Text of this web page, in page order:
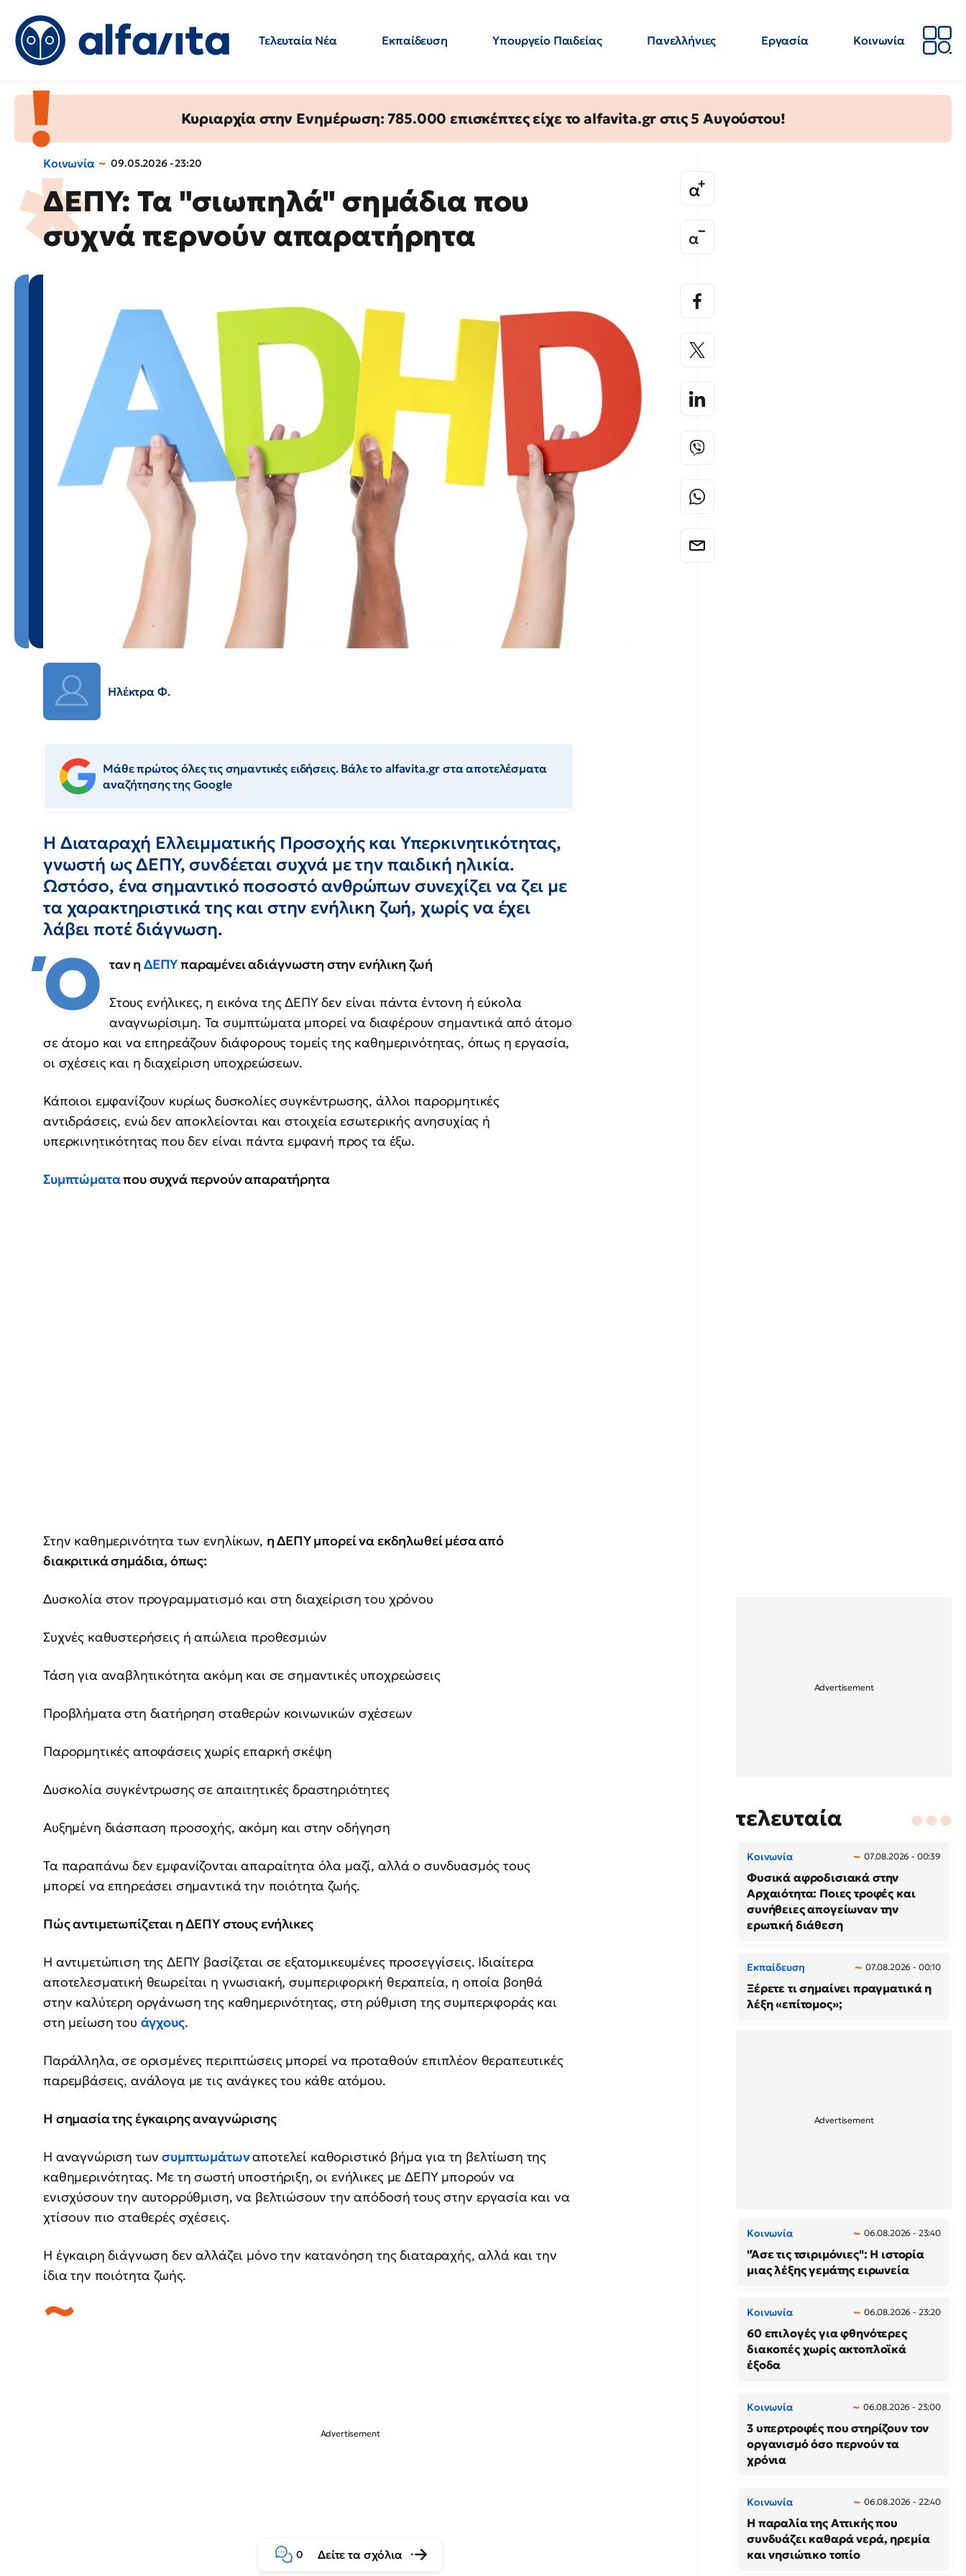
Τελευταία Νέα Εκπαίδευση Υπουργείο Παιδείας Πανελλήνιες Εργασία
Κοινωνία
Κυριαρχία στην Ενημέρωση: 785.000 επισκέπτες είχε το alfavita.gr στις 5 Αυγούστου!
Κοινωνία 09.05.2026 - 23:20
ΔΕΠΥ: Τα "σιωπηλά" σημάδια που
συχνά περνούν απαρατήρητα
Ηλέκτρα Φ.
Μάθε πρώτος όλες τις σημαντικές ειδήσεις. Βάλε το alfavita.gr στα αποτελέσματα
αναζήτησης της Google
Η Διαταραχή Ελλειμματικής Προσοχής και Υπερκινητικότητας,
γνωστή ως ΔΕΠΥ, συνδέεται συχνά με την παιδική ηλικία.
Ωστόσο, ένα σημαντικό ποσοστό ανθρώπων συνεχίζει να ζει με
τα χαρακτηριστικά της και στην ενήλικη ζωή, χωρίς να έχει
λάβει ποτέ διάγνωση.
Ό ταν η ΔΕΠΥπαραμένει αδιάγνωστη στην ενήλικη ζωή
Στους ενήλικες, η εικόνα της ΔΕΠΥ δεν είναι πάντα έντονη ή εύκολα
αναγνωρίσιμη. Τα συμπτώματα μπορεί να διαφέρουν σημαντικά από άτομο
σε άτομο και να επηρεάζουν διάφορους τομείς της καθημερινότητας, όπως η εργασία,
οι σχέσεις και η διαχείριση υποχρεώσεων.
Κάποιοι εμφανίζουν κυρίως δυσκολίες συγκέντρωσης, άλλοι παρορμητικές
αντιδράσεις, ενώ δεν αποκλείονται και στοιχεία εσωτερικής ανησυχίας ή
υπερκινητικότητας που δεν είναι πάντα εμφανή προς τα έξω.
Συμπτώματαπου συχνά περνούν απαρατήρητα
Στην καθημερινότητα των ενηλίκων, η ΔΕΠΥ μπορεί να εκδηλωθεί μέσα από
διακριτικά σημάδια, όπως:
Δυσκολία στον προγραμματισμό και στη διαχείριση του χρόνου
Συχνές καθυστερήσεις ή απώλεια προθεσμιών
Τάση για αναβλητικότητα ακόμη και σε σημαντικές υποχρεώσεις
Προβλήματα στη διατήρηση σταθερών κοινωνικών σχέσεων
Παρορμητικές αποφάσεις χωρίς επαρκή σκέψη
Δυσκολία συγκέντρωσης σε απαιτητικές δραστηριότητες
Αυξημένη διάσπαση προσοχής, ακόμη και στην οδήγηση
Τα παραπάνω δεν εμφανίζονται απαραίτητα όλα μαζί, αλλά ο συνδυασμός τους
μπορεί να επηρεάσει σημαντικά την ποιότητα ζωής.
Πώς αντιμετωπίζεται η ΔΕΠΥ στους ενήλικες
Η αντιμετώπιση της ΔΕΠΥ βασίζεται σε εξατομικευμένες προσεγγίσεις. Ιδιαίτερα
αποτελεσματική θεωρείται η γνωσιακή, συμπεριφορική θεραπεία, η οποία βοηθά
στην καλύτερη οργάνωση της καθημερινότητας, στη ρύθμιση της συμπεριφοράς και
στη μείωση του άγχους.
Παράλληλα, σε ορισμένες περιπτώσεις μπορεί να προταθούν επιπλέον θεραπευτικές
παρεμβάσεις, ανάλογα με τις ανάγκες του κάθε ατόμου.
Η σημασία της έγκαιρης αναγνώρισης
Η αναγνώριση τωνσυμπτωμάτωναποτελεί καθοριστικό βήμα για τη βελτίωση της
καθημερινότητας. Με τη σωστή υποστήριξη, οι ενήλικες με ΔΕΠΥ μπορούν να
ενισχύσουν την αυτορρύθμιση, να βελτιώσουν την απόδοσή τους στην εργασία και να
χτίσουν πιο σταθερές σχέσεις.
Η έγκαιρη διάγνωση δεν αλλάζει μόνο την κατανόηση της διαταραχής, αλλά και την
ίδια την ποιότητα ζωής.
0 Δείτε τα σχόλια
τελευταία
Κοινωνία 07.08.2026 - 00:39
Φυσικά αφροδισιακά στην
Αρχαιότητα: Ποιες τροφές και
συνήθειες απογείωναν την
ερωτική διάθεση
Εκπαίδευση 07.08.2026 - 00:10
Ξέρετε τι σημαίνει πραγματικά η
λέξη «επίτομος»;
Κοινωνία 06.08.2026 - 23:40
"Άσε τις τσιριμόνιες": Η ιστορία
μιας λέξης γεμάτης ειρωνεία
Κοινωνία 06.08.2026 - 23:20
60 επιλογές για φθηνότερες
διακοπές χωρίς ακτοπλοϊκά
έξοδα
Κοινωνία 06.08.2026 - 23:00
3 υπερτροφές που στηρίζουν τον
οργανισμό όσο περνούν τα
χρόνια
Κοινωνία 06.08.2026 - 22:40
Η παραλία της Αττικής που
συνδυάζει καθαρά νερά, ηρεμία
και νησιώτικο τοπίο